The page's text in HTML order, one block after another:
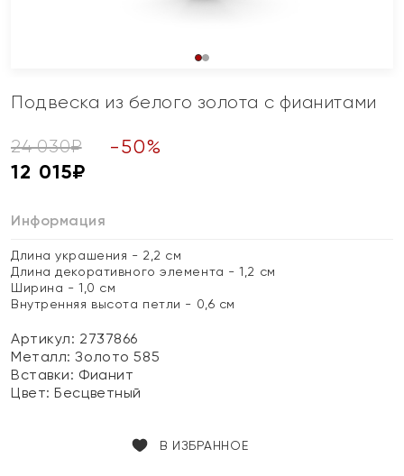
Подвеска из белого золота с фианитами
24 030₽ -50%
12 015₽
Информация
Длина украшения - 2,2 см
Длина декоративного элемента - 1,2 см
Ширина - 1,0 см
Внутренняя высота петли - 0,6 см
Артикул: 2737866
Металл:Золото 585
Вставки: Фианит
Цвет:Бесцветный
В ИЗБРАННОЕ